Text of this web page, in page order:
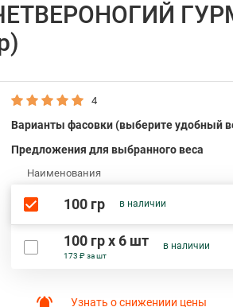
4
Варианты фасовки (выберите удобный
Предложения для выбранного веса
Наименования
100 гр в наличии
100 гр х 6 шт
173 ₽ за шт
в наличии
Узнать о снижениии цены